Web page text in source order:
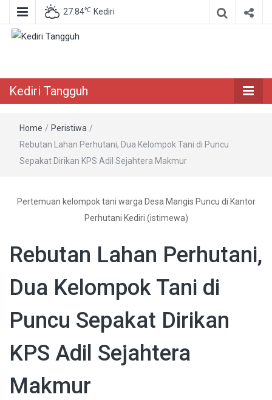
27.84℃ Kediri
Kediri Tangguh
Home / Peristiwa /
Rebutan Lahan Perhutani, Dua Kelompok Tani di Puncu
Sepakat Dirikan KPS Adil Sejahtera Makmur
Pertemuan kelompok tani warga Desa Mangis Puncu di Kantor
Perhutani Kediri (istimewa)
Rebutan Lahan Perhutani,
Dua Kelompok Tani di
Puncu Sepakat Dirikan
KPS Adil Sejahtera
Makmur